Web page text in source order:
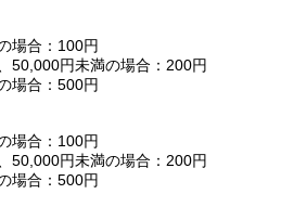
場合：100円
50,000円未満の場合：200円
場合：500円
場合：100円
50,000円未満の場合：200円
場合：500円